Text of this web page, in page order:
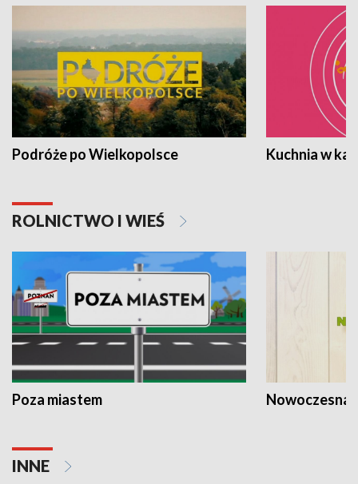
Podróże po Wielkopolsce Kuchnia w
ROLNICTWO I WIEŚ
Poza miastem Nowoczesna
INNE